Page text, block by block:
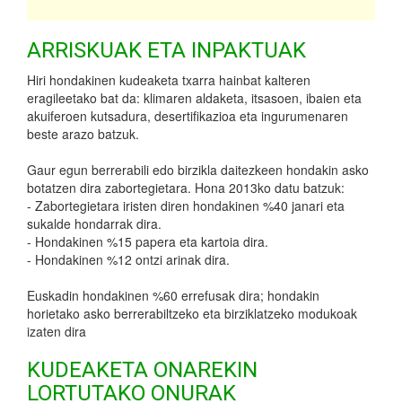
ARRISKUAK ETA INPAKTUAK
Hiri hondakinen kudeaketa txarra hainbat kalteren
eragileetako bat da: klimaren aldaketa, itsasoen, ibaien eta
akuiferoen kutsadura, desertifikazioa eta ingurumenaren
beste arazo batzuk.
Gaur egun berrerabili edo birzikla daitezkeen hondakin asko
botatzen dira zabortegietara. Hona 2013ko datu batzuk:
- Zabortegietara iristen diren hondakinen %40 janari eta
sukalde hondarrak dira.
- Hondakinen %15 papera eta kartoia dira.
- Hondakinen %12 ontzi arinak dira.
Euskadin hondakinen %60 errefusak dira; hondakin
horietako asko berrerabiltzeko eta birziklatzeko modukoak
izaten dira
KUDEAKETA ONAREKIN
LORTUTAKO ONURAK